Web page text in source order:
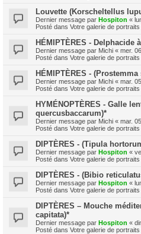
Louvette (Korscheltellus
Dernier message par Hospiton «
Posté dans Votre galerie de
HÉMIPTÈRES - Delphacide
Dernier message par Michi « mer.
Posté dans Votre galerie de
HÉMIPTÈRES -
Dernier message par Michi « mar.
Posté dans Votre galerie de
HYMÉNOPTÈRES - Galle
quercusbaccarum)*
Dernier message par Michi « mar.
Posté dans Votre galerie de
DIPTÈRES - (Tipula
Dernier message par Hospiton «
Posté dans Votre galerie de
DIPTÈRES - (Bibio
Dernier message par Hospiton «
Posté dans Votre galerie de
DIPTÈRES – Mouche
capitata)*
Dernier message par Hospiton «
Posté dans Votre galerie de